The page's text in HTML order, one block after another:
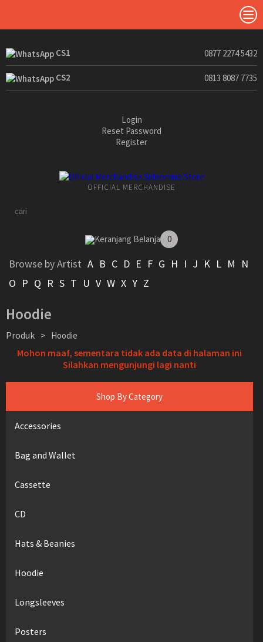
CS1 0877 2274 5432
CS2 0813 8087 7735
Login
Reset Password
Register
OFFICIAL MERCHANDISE
Keranjang Belanja 0
Browse by Artist A B C D E F G H I J K L M
N
O P Q R S T U V W X Y Z
Shop By Category
Accessories
Bag and Wallet
Cassette
CD
Hats & Beanies
Hoodie
Longsleeves
Posters
Hoodie
Produk > Hoodie
Mohon maaf, sementara tidak ada data di halaman ini
Silahkan mengunjungi lagi nanti